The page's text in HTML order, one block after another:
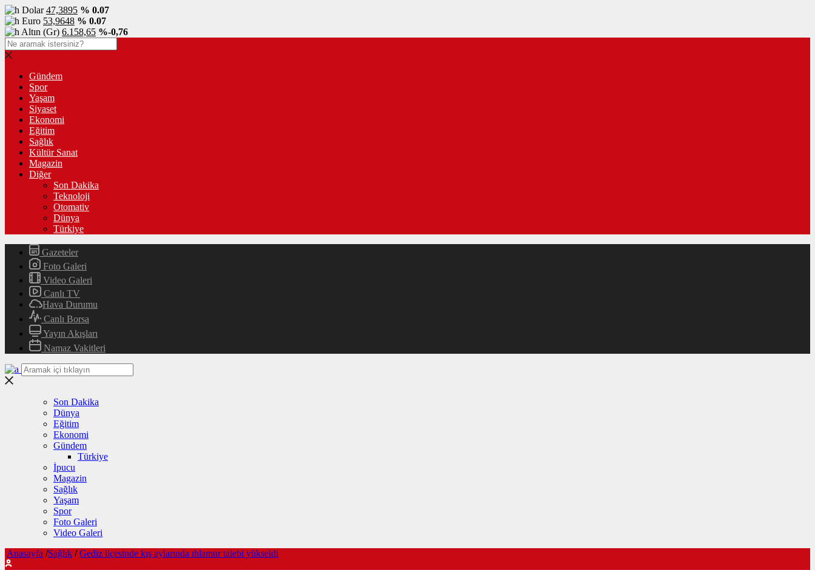
Dolar47,3895 % 0.07
Euro 53,9648 % 0.07
Altın (Gr) 6.158,65 %-0,76
Gündem
Spor
Yaşam
Siyaset
Ekonomi
Eğitim
Sağlık
Kültür Sanat
Magazin
Diğer
Son Dakika
Teknoloji
Otomativ
Dünya
Türkiye
Gazeteler
Foto Galeri
Video Galeri
Canlı TV
Hava Durumu
Canlı Borsa
Yayın Akışları
Namaz Vakitleri
Son Dakika
Dünya
Eğitim
Ekonomi
Gündem
Türkiye
İpucu
Magazin
Sağlık
Yaşam
Spor
Foto Galeri
Video Galeri
Anasayfa /Sağlık / Gediz ilçesinde kış aylarında ıhlamur talebi yükseldi